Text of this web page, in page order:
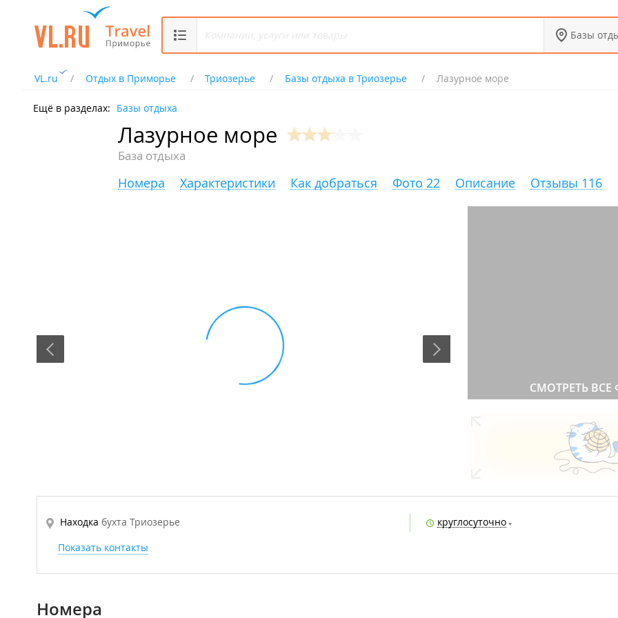
Базы
VL.ru Отдых в Приморье Триозерье Базы отдыха в Триозерье Лазурное море
Ещё в разделах: Базы отдыха
Лазурное море
База отдыха
Номера Характеристики Как добраться Фото 22 Описание Отзывы 116
СМОТРЕТЬ ВСЕ
Находка бухта Триозерье
круглосуточно
Показать контакты
Номера